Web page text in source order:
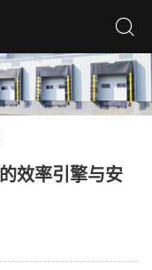
效率引擎与安